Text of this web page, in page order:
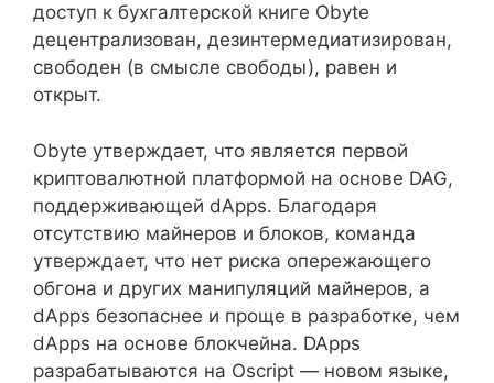
доступ к бухгалтерской книге Obyte
децентрализован, дезинтермедиатизирован,
свободен (в смысле свободы), равен и
открыт.
Obyte утверждает, что является первой
криптовалютной платформой на основе DAG,
поддерживающей dApps. Благодаря
отсутствию майнеров и блоков, команда
утверждает, что нет риска опережающего
обгона и других манипуляций майнеров, а
dApps безопаснее и проще в разработке, чем
dApps на основе блокчейна. DApps
разрабатываются на Oscript — новом языке,